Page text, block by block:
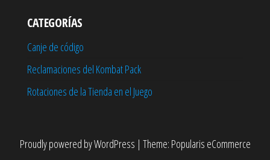
CATEGORÍAS
Canje de código
Reclamaciones del Kombat Pack
Rotaciones de la Tienda en el Juego
Proudly powered byWordPress | Theme: Popularis eCommerce